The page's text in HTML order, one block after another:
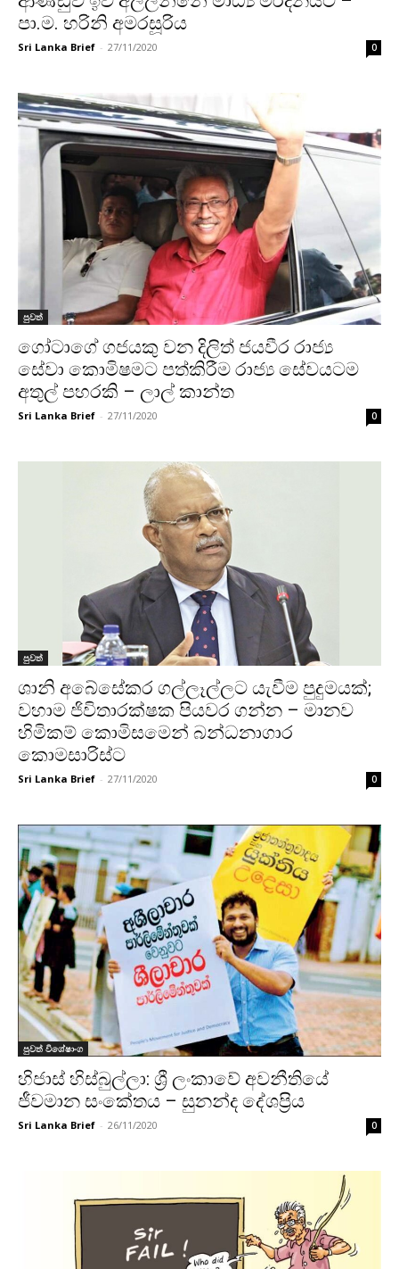
පා.ම. හරිනි අමරසූරිය
Sri Lanka Brief - 27/11/2020 0
පුවත්
ගෝටාගේ ගජයකු වන දිලිත් ජයවීර රාජ්‍ය
සේවා කොමිෂමට පත්කිරීම රාජ්‍ය සේවයටම
අතුල් පහරකි – ලාල් කාන්ත
Sri Lanka Brief - 27/11/2020 0
පුවත්
ශානි අබේසේකර ගල්ලෑල්ලට යැවීම පුදුමයක්;
වහාම ජිවිතාරක්ෂක පියවර ගන්න – මානව
හිමිකම් කොමිසමෙන් බන්ධනාගාර
කොමසාරිස්ට
Sri Lanka Brief - 27/11/2020 0
පුවත් විශේෂාංග
හිජාස් හිස්බුල්ලා: ශ්‍රී ලංකාවේ අවනීතියේ
ජීවමාන සංකේතය – සුනන්ද දේශප්‍රිය
Sri Lanka Brief - 26/11/2020 0